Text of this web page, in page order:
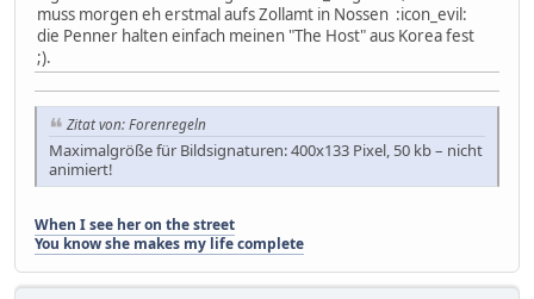
muss morgen eh erstmal aufs Zollamt in Nossen :icon_evil:
die Penner halten einfach meinen "The Host" aus Korea fest
;).
Zitat von: Forenregeln
Maximalgröße für Bildsignaturen: 400x133 Pixel, 50 kb – nicht
animiert!
When I see her on the street
You know she makes my life complete